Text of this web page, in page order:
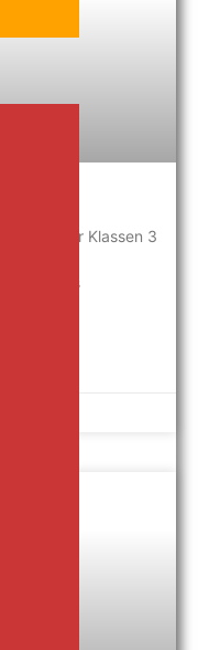
der Klassen 3
mit den